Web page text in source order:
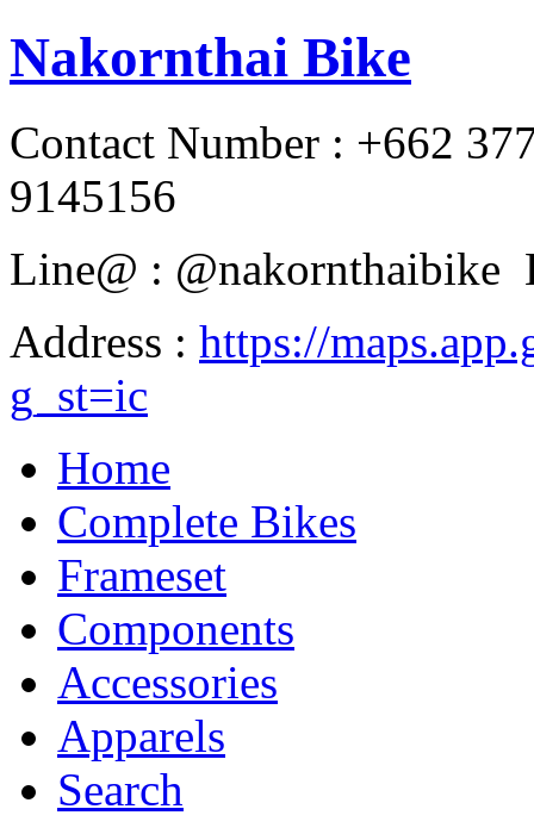
Nakornthai Bike
Contact Number : +662
9145156
Line@ :
Address : https://
g_st=ic
Home
Complete Bikes
Frameset
Components
Accessories
Apparels
Search